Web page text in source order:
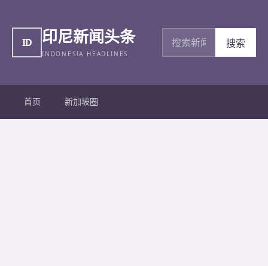
ID 印尼新闻头条
INDONESIA HEADLINES
搜索新闻
搜索
首页 新加坡圈